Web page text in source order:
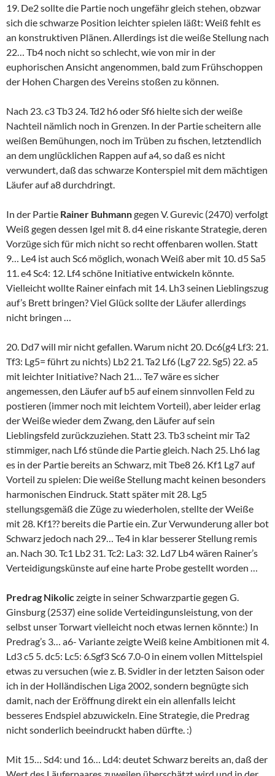
19. De2 sollte die Partie noch ungefähr gleich stehen, obzwar
sich die schwarze Position leichter spielen läßt: Weiß fehlt es
an konstruktiven Plänen. Allerdings ist die weiße Stellung nach
22… Tb4 noch nicht so schlecht, wie von mir in der
euphorischen Ansicht angenommen, bald zum Frühschoppen
der Hohen Chargen des Vereins stoßen zu können.
Nach 23. c3 Tb3 24. Td2 h6 oder Sf6 hielte sich der weiße
Nachteil nämlich noch in Grenzen. In der Partie scheitern alle
weißen Bemühungen, noch im Trüben zu fischen, letztendlich
an dem unglücklichen Rappen auf a4, so daß es nicht
verwundert, daß das schwarze Konterspiel mit dem mächtigen
Läufer auf a8 durchdringt.
In der Partie Rainer Buhmanngegen V. Gurevic (2470) verfolgt
Weiß gegen dessen Igel mit 8. d4 eine riskante Strategie, deren
Vorzüge sich für mich nicht so recht offenbaren wollen. Statt
9… Le4 ist auch Sc6 möglich, wonach Weiß aber mit 10. d5 Sa5
11. e4 Sc4: 12. Lf4 schöne Initiative entwickeln könnte.
Vielleicht wollte Rainer einfach mit 14. Lh3 seinen Lieblingszug
auf’s Brett bringen? Viel Glück sollte der Läufer allerdings
nicht bringen …
20. Dd7 will mir nicht gefallen. Warum nicht 20. Dc6(g4 Lf3: 21.
Tf3: Lg5= führt zu nichts) Lb2 21. Ta2 Lf6 (Lg7 22. Sg5) 22. a5
mit leichter Initiative? Nach 21… Te7 wäre es sicher
angemessen, den Läufer auf b5 auf einem sinnvollen Feld zu
postieren (immer noch mit leichtem Vorteil), aber leider erlag
der Weiße wieder dem Zwang, den Läufer auf sein
Lieblingsfeld zurückzuziehen. Statt 23. Tb3 scheint mir Ta2
stimmiger, nach Lf6 stünde die Partie gleich. Nach 25. Lh6 lag
es in der Partie bereits an Schwarz, mit Tbe8 26. Kf1 Lg7 auf
Vorteil zu spielen: Die weiße Stellung macht keinen besonders
harmonischen Eindruck. Statt später mit 28. Lg5
stellungsgemäß die Züge zu wiederholen, stellte der Weiße
mit 28. Kf1?? bereits die Partie ein. Zur Verwunderung aller bot
Schwarz jedoch nach 29… Te4 in klar besserer Stellung remis
an. Nach 30. Tc1 Lb2 31. Tc2: La3: 32. Ld7 Lb4 wären Rainer’s
Verteidigungskünste auf eine harte Probe gestellt worden …
Predrag Nikoliczeigte in seiner Schwarzpartie gegen G.
Ginsburg (2537) eine solide Verteidingunsleistung, von der
selbst unser Torwart vielleicht noch etwas lernen könnte:) In
Predrag’s 3… a6- Variante zeigte Weiß keine Ambitionen mit 4.
Ld3 c5 5. dc5: Lc5: 6.Sgf3 Sc6 7.0-0 in einem vollen Mittelspiel
etwas zu versuchen (wie z. B. Svidler in der letzten Saison oder
ich in der Holländischen Liga 2002, sondern begnügte sich
damit, nach der Eröffnung direkt ein ein allenfalls leicht
besseres Endspiel abzuwickeln. Eine Strategie, die Predrag
nicht sonderlich beeindruckt haben dürfte. :)
Mit 15… Sd4: und 16… Ld4: deutet Schwarz bereits an, daß der